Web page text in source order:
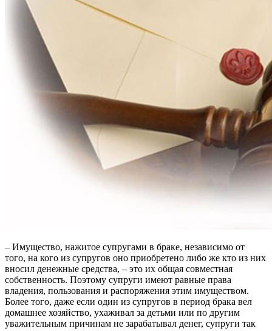
– Имущество, нажитое супругами в браке, независимо от
того, на кого из супругов оно приобретено либо же кто из них
вносил денежные средства, – это их общая совместная
собственность. Поэтому супруги имеют равные права
владения, пользования и распоряжения этим имуществом.
Более того, даже если один из супругов в период брака вел
домашнее хозяйство, ухаживал за детьми или по другим
уважительным причинам не зарабатывал денег, супруги так